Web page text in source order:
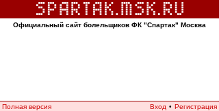
Официальный сайт болельщиков ФК "Спартак" Москва
Полная версия Вход • Регистрация